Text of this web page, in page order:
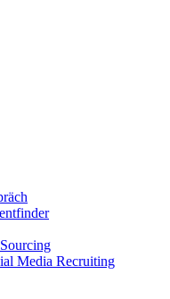
Media Recruiting